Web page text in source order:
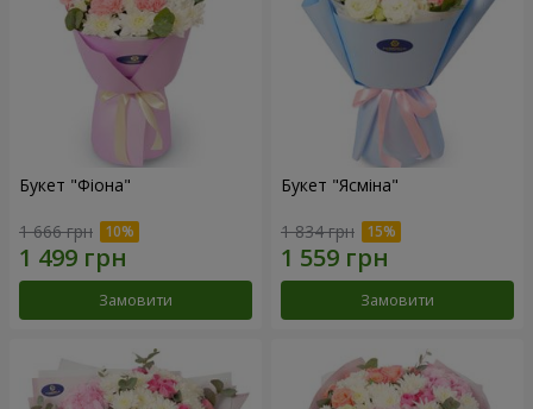
Букет "Фіона"
1 666 грн
Замовити
Букет "Ясміна"
1 834 грн
Замовити